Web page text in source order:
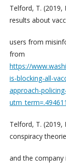
Telford, T. (2019,
results about
users from
from
https://
is-blocking-all-
approach-
Telford, T. (2019,
conspiracy
and the